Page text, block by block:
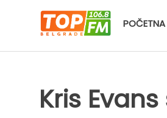
POČETNA
Kris